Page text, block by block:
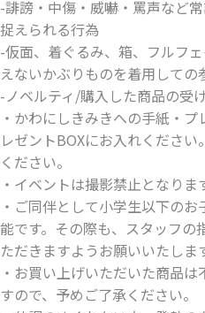
-誹謗・中傷・威嚇・罵声など
捉えられる行為
-仮面、着ぐるみ、箱、フルフ
えないかぶりものを着用しての
-ノベルティ/購入した商品の受
・かわにしきみきへの手紙・
レゼントBOXにお入れくださ
ください。
・イベントは撮影禁止となりま
・ご同伴として小学生以下の
能です。その際も、スタッフの
ただきますようお願いいたしま
・お買い上げいただいた商品
すので、予めご了承ください。